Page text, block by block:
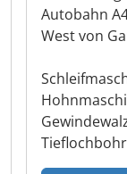
Autobahn
West von